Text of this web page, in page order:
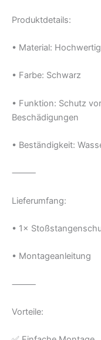
Produktdetails:
• Material:
• Farbe: Schwarz
• Funktion: Schutz
Beschädigungen
• Beständigkeit:
⸻
Lieferumfang:
• 1×
• Montageanleitung
⸻
Vorteile: